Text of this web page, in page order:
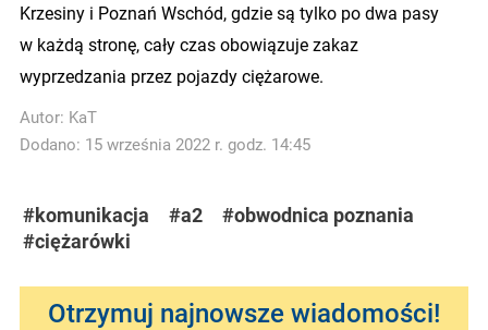
Krzesiny i Poznań Wschód, gdzie są tylko po dwa pasy
w każdą stronę, cały czas obowiązuje zakaz
wyprzedzania przez pojazdy ciężarowe.
Autor: KaT
Dodano: 15 września 2022 r. godz. 14:45
#komunikacja #a2
#obwodnica poznania
#ciężarówki
Otrzymuj najnowsze wiadomości!